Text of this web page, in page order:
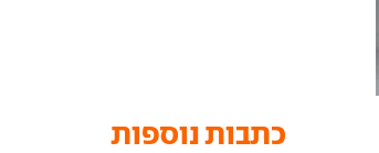
כתבות נוספות